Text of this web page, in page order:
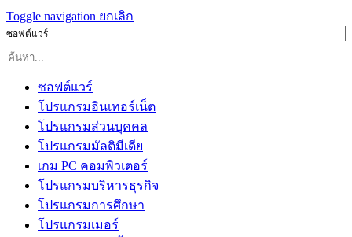
Toggle navigation ยกเลิก
ซอฟต์แวร์
ซอฟต์แวร์
โปรแกรมอินเทอร์เน็ต
โปรแกรมส่วนบุคคล
โปรแกรมมัลติมีเดีย
เกม PC คอมพิวเตอร์
โปรแกรมบริหารธุรกิจ
โปรแกรมการศึกษา
โปรแกรมเมอร์